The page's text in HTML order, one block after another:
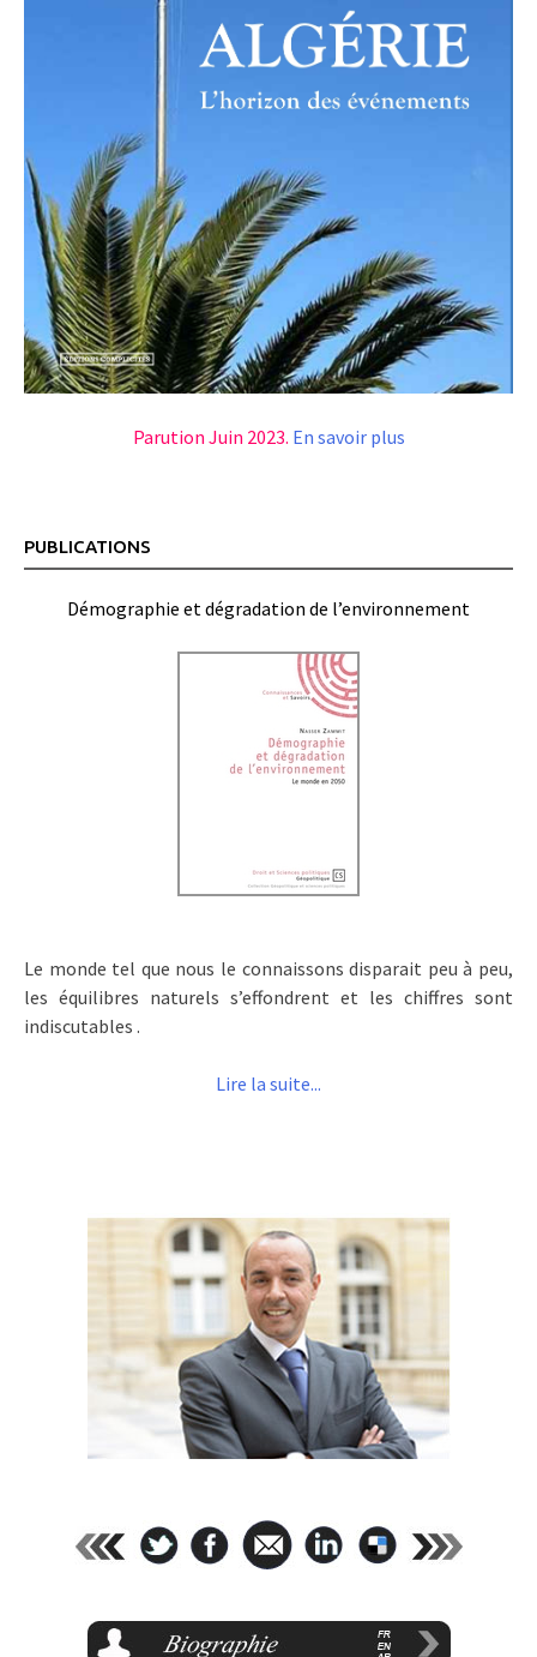
Parution Juin 2023. En savoir plus
PUBLICATIONS
Démographie et dégradation de l’environnement
Le monde tel que nous le connaissons disparait peu à peu,
les équilibres naturels s’effondrent et les chiffres sont
indiscutables .
Lire la suite...